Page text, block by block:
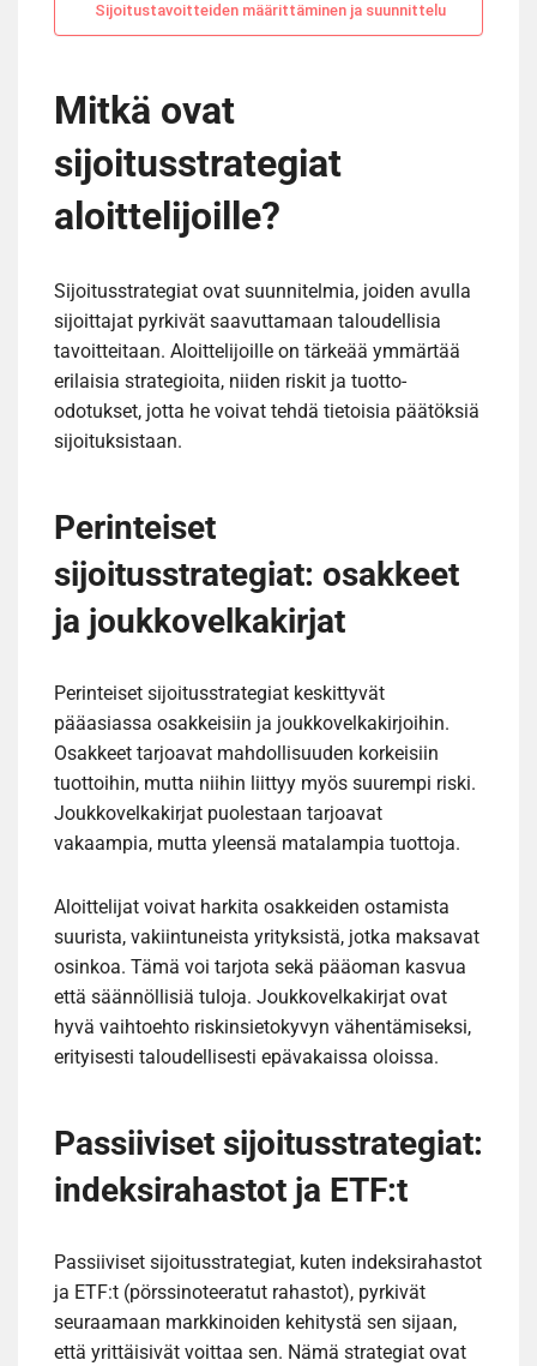
Sijoitustavoitteiden määrittäminen ja suunnittelu
Mitkä ovat
sijoitusstrategiat
aloittelijoille?
Sijoitusstrategiat ovat suunnitelmia, joiden avulla
sijoittajat pyrkivät saavuttamaan taloudellisia
tavoitteitaan. Aloittelijoille on tärkeää ymmärtää
erilaisia strategioita, niiden riskit ja tuotto-
odotukset, jotta he voivat tehdä tietoisia päätöksiä
sijoituksistaan.
Perinteiset
sijoitusstrategiat: osakkeet
ja joukkovelkakirjat
Perinteiset sijoitusstrategiat keskittyvät
pääasiassa osakkeisiin ja joukkovelkakirjoihin.
Osakkeet tarjoavat mahdollisuuden korkeisiin
tuottoihin, mutta niihin liittyy myös suurempi riski.
Joukkovelkakirjat puolestaan tarjoavat
vakaampia, mutta yleensä matalampia tuottoja.
Aloittelijat voivat harkita osakkeiden ostamista
suurista, vakiintuneista yrityksistä, jotka maksavat
osinkoa. Tämä voi tarjota sekä pääoman kasvua
että säännöllisiä tuloja. Joukkovelkakirjat ovat
hyvä vaihtoehto riskinsietokyvyn vähentämiseksi,
erityisesti taloudellisesti epävakaissa oloissa.
Passiiviset sijoitusstrategiat:
indeksirahastot ja ETF:t
Passiiviset sijoitusstrategiat, kuten indeksirahastot
ja ETF:t (pörssinoteeratut rahastot), pyrkivät
seuraamaan markkinoiden kehitystä sen sijaan,
että yrittäisivät voittaa sen. Nämä strategiat ovat